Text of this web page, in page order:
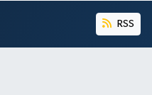
RSS